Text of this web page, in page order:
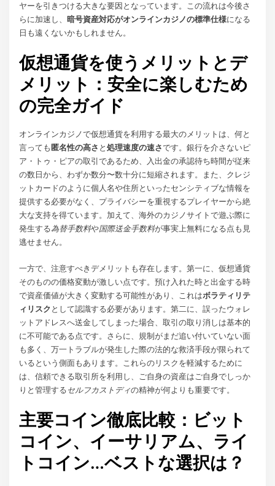
ヤーを引きつける大きな要因となっています。この流れは今後さ
らに加速し、暗号資産対応がオンラインカジノの標準仕様になる
日も遠くないかもしれません。
仮想通貨を使うメリットとデ
メリット：安全に楽しむため
の完全ガイド
オンラインカジノで仮想通貨を利用する最大のメリットは、何と
言っても匿名性の高さ と処理速度の速さです。銀行を介さないピ
ア・トゥ・ピアの取引であるため、入出金の承認待ち時間が従来
の数日から、わずか数分〜数十分に短縮されます。また、クレジ
ットカードのように個人名や住所といったセンシティブな情報を
提供する必要がなく、プライバシーを重視するプレイヤーから絶
大な支持を得ています。加えて、海外のカジノサイトで遊ぶ際に
発生する為替手数料や国際送金手数料が事実上無料になる点も見
逃せません。
一方で、注意すべきデメリットも存在します。第一に、仮想通貨
そのものの価格変動が激しい点です。預け入れた時と出金する時
で資産価値が大きく変動する可能性があり、これはボラティリテ
ィリスクとして認識する必要があります。第二に、誤ったウォレ
ットアドレスへ送金してしまった場合、取引の取り消しは基本的
に不可能である点です。さらに、規制がまだ追い付いていない面
も多く、万一トラブルが発生した際の法的な救済手段が限られて
いるという側面もあります。これらのリスクを軽減するために
は、信頼できる取引所を利用し、ご自身の資産はご自身でしっか
りと管理するセルフカストディの精神が何よりも重要です。
主要コイン徹底比較：ビット
コイン、イーサリアム、ライ
トコイン…ベストな選択は？